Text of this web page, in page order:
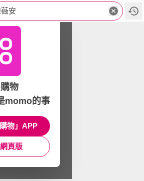
薇安
物
momo的事
物」APP
頁版